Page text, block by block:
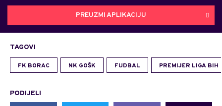
PREUZMI APLIKACIJU
TAGOVI
FK BORAC NK GOŠK FUDBAL PREMIJER LIGA BIH
PODIJELI